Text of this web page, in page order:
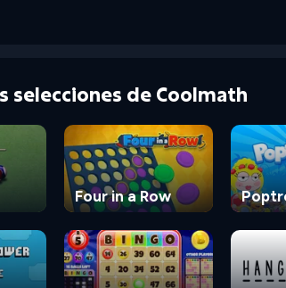
selecciones de Coolmath
Four in a Row